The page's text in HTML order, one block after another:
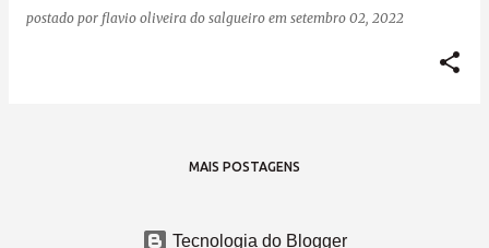
postado por flavio oliveira do salgueiro em setembro 02, 2022
MAIS POSTAGENS
Tecnologia do Blogger